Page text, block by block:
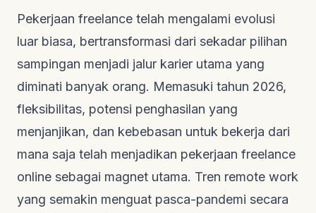
Pekerjaan freelance telah mengalami evolusi
luar biasa, bertransformasi dari sekadar pilihan
sampingan menjadi jalur karier utama yang
diminati banyak orang. Memasuki tahun 2026,
fleksibilitas, potensi penghasilan yang
menjanjikan, dan kebebasan untuk bekerja dari
mana saja telah menjadikan pekerjaan freelance
online sebagai magnet utama. Tren remote work
yang semakin menguat pasca-pandemi secara